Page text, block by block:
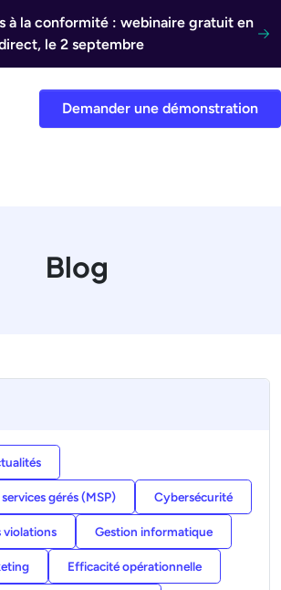
à la conformité : webinaire gratuit en
le 2 septembre
Demander une démonstration
Blog
gérés (MSP) Cybersécurité
violations Gestion informatique
Efficacité opérationnelle